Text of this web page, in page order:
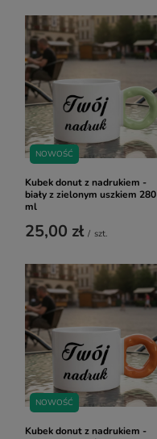
NOWOŚĆ
Kubek donut z nadrukiem -
biały z zielonym uszkiem 280
ml
25,00 zł / szt.
NOWOŚĆ
Kubek donut z nadrukiem -